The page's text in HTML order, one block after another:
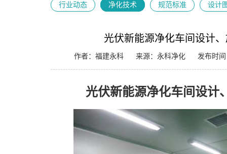
行业动态 净化技术 规范标准 设计
光伏新能源净化车间设计
作者：福建永科 来源：永科净化 发布时间
光伏新能源净化车间设计